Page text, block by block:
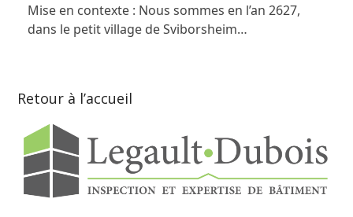
Mise en contexte : Nous sommes en l’an 2627,
dans le petit village de Sviborsheim…
Retour à l’accueil